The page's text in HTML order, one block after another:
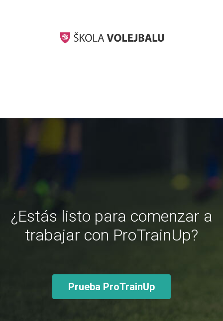
¿Estás listo para comenzar a
trabajar con ProTrainUp?
Prueba ProTrainUp